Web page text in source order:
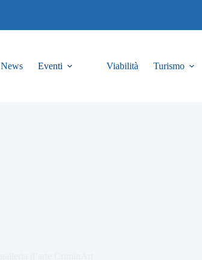
News Eventi Viabilità Turismo